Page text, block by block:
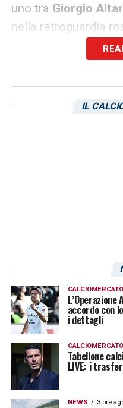
uno tra Giorgio
nella retroguardia
giocatori sarebbero
diversi club nel
IL
CALCIOMERCATO
accordo con
i dettagli
CALCIOMERCATO
Tabellone
LIVE: i
NEWS 3 ore